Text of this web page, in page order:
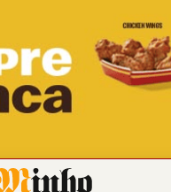
Livraria DM